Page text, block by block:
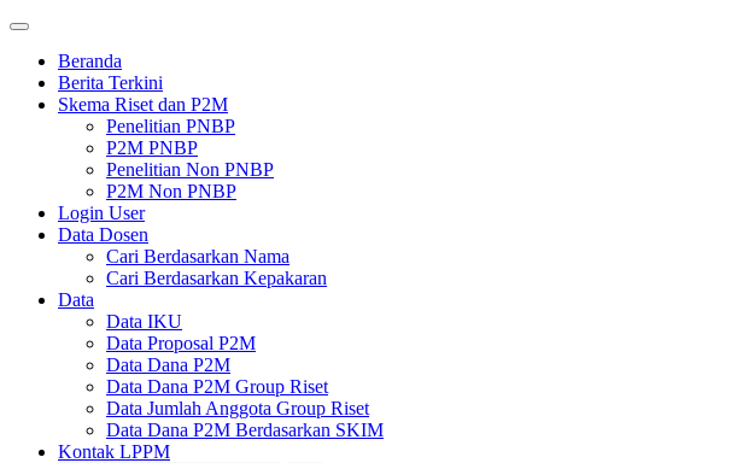
Beranda
Berita Terkini
Skema Riset dan P2M
Penelitian PNBP
P2M PNBP
Penelitian Non PNBP
P2M Non PNBP
Login User
Data Dosen
Cari Berdasarkan Nama
Cari Berdasarkan Kepakaran
Data
Data IKU
Data Proposal P2M
Data Dana P2M
Data Dana P2M Group Riset
Data Jumlah Anggota Group Riset
Data Dana P2M Berdasarkan SKIM
Kontak LPPM